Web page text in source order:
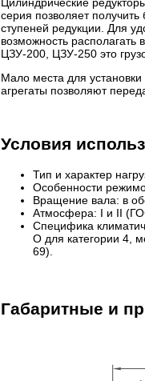
серия позволяет
ступеней редукции. Для
возможность
ЦЗУ-200, ЦЗУ-250 это
Мало места для
агрегаты позволяют
Условия
Тип и характер
Особенности
Вращение вала: в
Атмосфера: I и II
Специфика
О для категории 4,
69).
Габаритные и